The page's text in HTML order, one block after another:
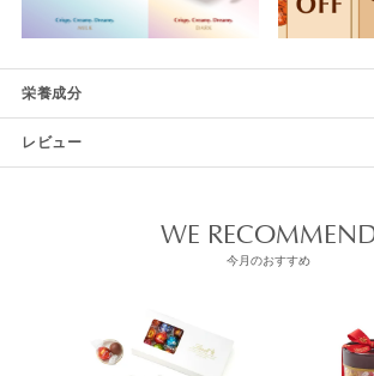
栄養成分
レビュー
WE
今月のおすすめ